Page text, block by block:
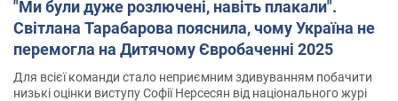
"Ми були дуже розлючені, навіть плакали".
Світлана Тарабарова пояснила, чому Україна не
перемогла на Дитячому Євробаченні 2025
Для всієї команди стало неприємним здивуванням побачити
низькі оцінки виступу Софії Нерсесян від національного журі